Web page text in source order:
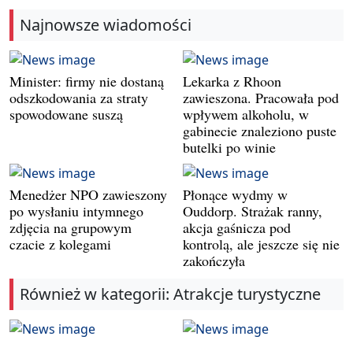
Najnowsze wiadomości
Minister: firmy nie dostaną
odszkodowania za straty
spowodowane suszą
Lekarka z Rhoon
zawieszona. Pracowała pod
wpływem alkoholu, w
gabinecie znaleziono puste
butelki po winie
Menedżer NPO zawieszony
po wysłaniu intymnego
zdjęcia na grupowym
czacie z kolegami
Płonące wydmy w
Ouddorp. Strażak ranny,
akcja gaśnicza pod
kontrolą, ale jeszcze się nie
zakończyła
Również w kategorii: Atrakcje turystyczne